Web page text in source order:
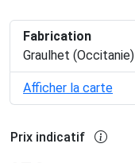
Fabrication
Graulhet (Occitanie)
Afficher la carte
Prix indicatif